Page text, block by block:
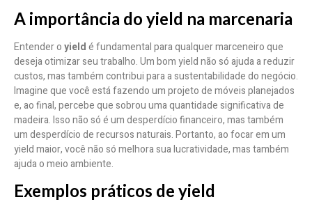
A importância do yield na marcenaria
Entender oyieldé fundamental para qualquer marceneiro que
deseja otimizar seu trabalho. Um bom yield não só ajuda a reduzir
custos, mas também contribui para a sustentabilidade do negócio.
Imagine que você está fazendo um projeto de móveis planejados
e, ao final, percebe que sobrou uma quantidade significativa de
madeira. Isso não só é um desperdício financeiro, mas também
um desperdício de recursos naturais. Portanto, ao focar em um
yield maior, você não só melhora sua lucratividade, mas também
ajuda o meio ambiente.
Exemplos práticos de yield